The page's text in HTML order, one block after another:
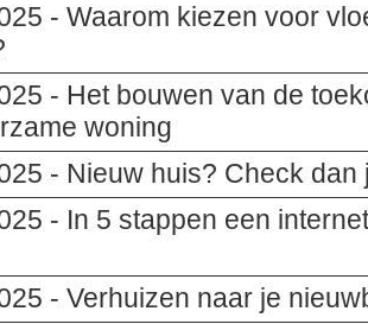
- Waarom kiezen voor
- Het bouwen van de
woning
- Nieuw huis? Check
- In 5 stappen een
- Verhuizen naar je